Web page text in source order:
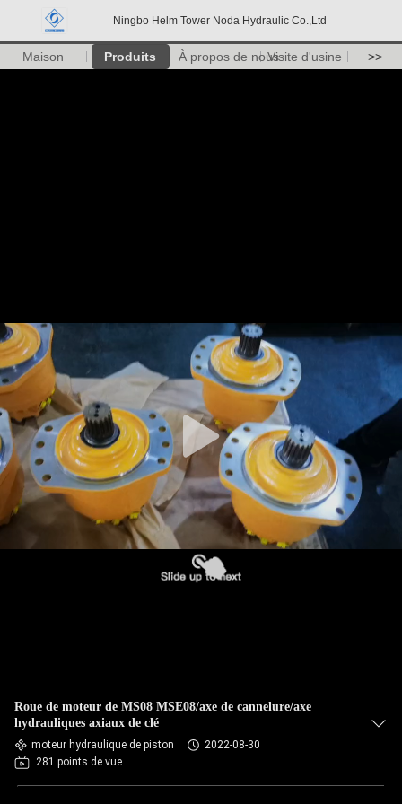
Ningbo Helm Tower Noda Hydraulic Co.,Ltd
Maison Produits À propos de nousVisite d'usine >>
Roue de moteur de MS08 MSE08/axe de cannelure/axe
hydrauliques axiaux de clé
moteur hydraulique de piston
2022-08-30
281 points de vue